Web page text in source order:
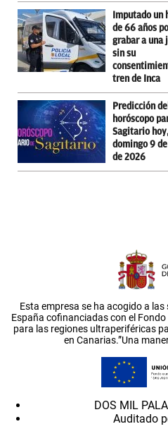
Imputado un
de 66 años
grabar a una
sin su
tren de Inca
Predicción del
horóscopo
Sagitario
domingo 9
de 2026
Esta empresa se ha acogido a
España cofinanciadas con el Fondo
para las regiones ultraperiféricas
en Canarias.”Una
DOS MIL
Auditado